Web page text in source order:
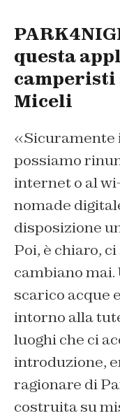
questa
camperisti
Miceli
«Sicuramente
possiamo
internet o al
nomade
disposizione
Poi, è chiaro,
cambiano mai.
scarico acque
intorno alla
luoghi che ci
introduzione,
ragionare di
costruita su